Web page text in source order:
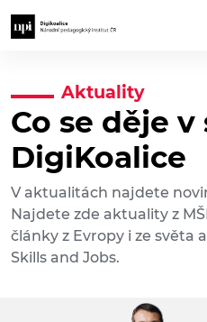
Aktuality
Co se děje v
DigiKoalice
V aktualitách najdete
Najdete zde aktuality z
články z Evropy i ze světa
Skills and Jobs.